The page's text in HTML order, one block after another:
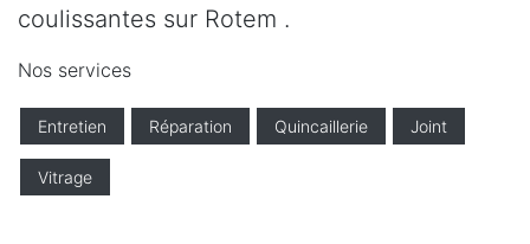
coulissantes sur Rotem .
Nos services
Entretien Réparation Quincaillerie Joint
Vitrage